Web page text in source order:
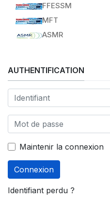
FFESSM
MFT
ASMR
AUTHENTIFICATION
Maintenir la connexion
Connexion
Identifiant perdu ?